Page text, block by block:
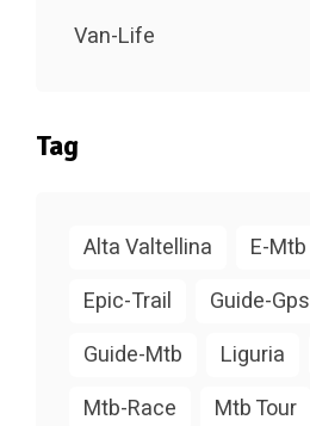
Van-Life
Tag
Alta Valtellina E-Mtb
Epic-Trail
Guide-Gps
Guide-Mtb
Liguria
Mtb-Race
Mtb Tour